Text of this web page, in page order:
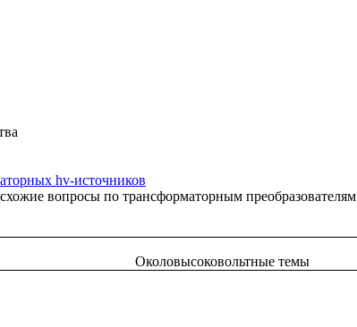
hv-источников
вопросы по трансформаторным преобразователям
Околовысоковольтные темы